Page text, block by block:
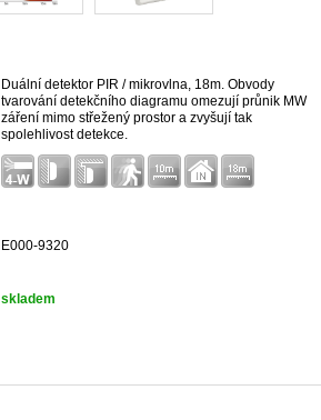
Duální detektor PIR / mikrovlna, 18m. Obvody
tvarování detekčního diagramu omezují průnik MW
záření mimo střežený prostor a zvyšují tak
spolehlivost detekce.
E000-9320
skladem